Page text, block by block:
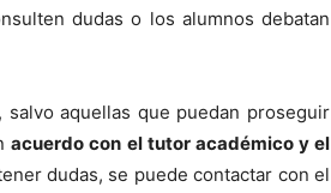
dudas o los alumnos debatan
salvo aquellas que puedan proseguir
acuerdo con el tutor académico y el
dudas, se puede contactar con el